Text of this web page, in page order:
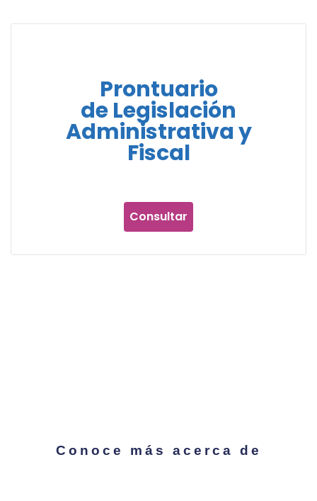
Prontuario
de Legislación
Administrativa y
Fiscal
Consultar
Conoce más acerca de